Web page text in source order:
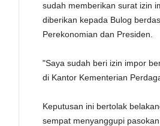
sudah memberikan surat izin
diberikan kepada Bulog
Perekonomian dan Presiden.
"Saya sudah beri izin impor
di Kantor Kementerian
Keputusan ini bertolak
sempat menyanggupi